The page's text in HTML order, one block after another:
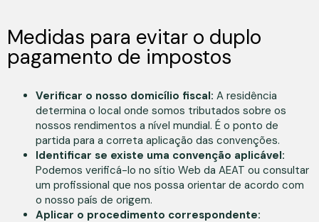
Medidas para evitar o duplo
pagamento de impostos
Verificar o nosso domicílio fiscal: A residência
determina o local onde somos tributados sobre os
nossos rendimentos a nível mundial. É o ponto de
partida para a correta aplicação das convenções.
Identificar se existe uma convenção aplicável:
Podemos verificá-lo no sítio Web da AEAT ou consultar
um profissional que nos possa orientar de acordo com
o nosso país de origem.
Aplicar o procedimento correspondente: